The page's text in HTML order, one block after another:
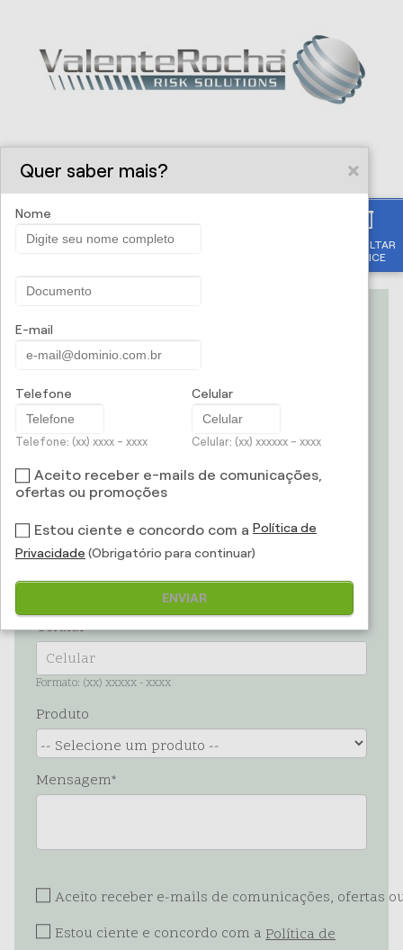
CONSULTAR
APÓLICE
Nome
CPF/CNPJ
E-mail
Telefone
Formato: (xx) xxxx - xxxx
Celular
Formato: (xx) xxxxx - xxxx
Produto
Mensagem
Aceito receber e-mails de comunicações, ofertas
Estou ciente e concordo com a Política de
Quer saber mais?
Nome
E-mail
Telefone
Telefone: (xx) xxxx - xxxx
Celular
Celular: (xx) xxxxxx - xxxx
Aceito receber e-mails de comunicações,
ofertas ou promoções
Estou ciente e concordo com a Política de
Privacidade (Obrigatório para continuar)
ENVIAR